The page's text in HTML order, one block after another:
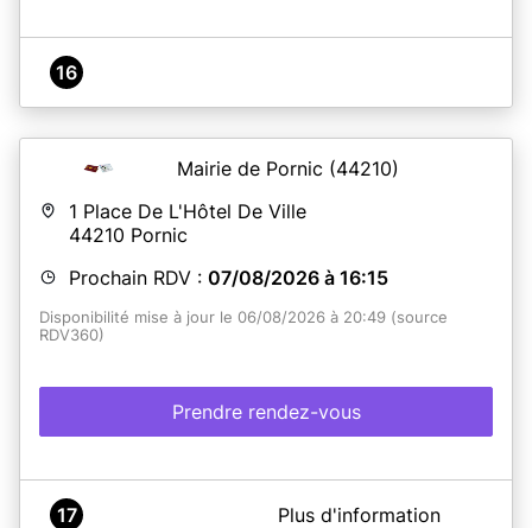
16
Mairie de Pornic (44210)
1 Place De L'Hôtel De Ville
44210 Pornic
Prochain RDV : 07/08/2026 à 16:15
Disponibilité mise à jour le 06/08/2026 à 20:49 (source
RDV360)
Prendre rendez-vous
A propos de Mairie de Pornic
17 Plus d'information